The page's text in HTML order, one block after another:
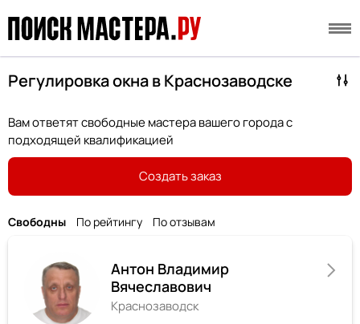
Регулировка окна в Краснозаводске
Вам ответят свободные мастера вашего города с
подходящей квалификацией
Создать заказ
Свободны По рейтингу По отзывам
Антон Владимир
Вячеславович
Краснозаводск